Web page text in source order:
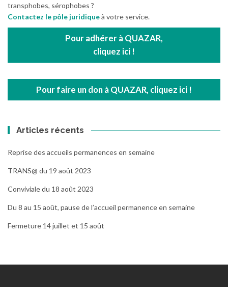
transphobes, sérophobes ?
Contactez le pôle juridiqueà votre service.
Pour adhérer à QUAZAR,
cliquez ici !
Pour faire un don à QUAZAR, cliquez ici !
Articles récents
Reprise des accueils permanences en semaine
TRANS@ du 19 août 2023
Conviviale du 18 août 2023
Du 8 au 15 août, pause de l’accueil permanence en semaine
Fermeture 14 juillet et 15 août